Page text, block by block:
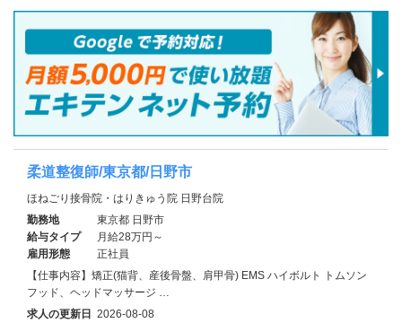
柔道整復師/東京都/日野市
ほねごり接骨院・はりきゅう院 日野台院
勤務地
東京都 日野市
給与タイプ
月給28万円～
雇用形態
正社員
【仕事内容】矯正(猫背、産後骨盤、肩甲骨) EMS ハイボルト トムソン
フッド、ヘッドマッサージ …
求人の更新日 2026-08-08